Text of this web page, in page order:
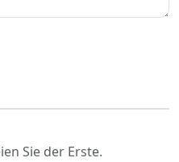
Sie der Erste.